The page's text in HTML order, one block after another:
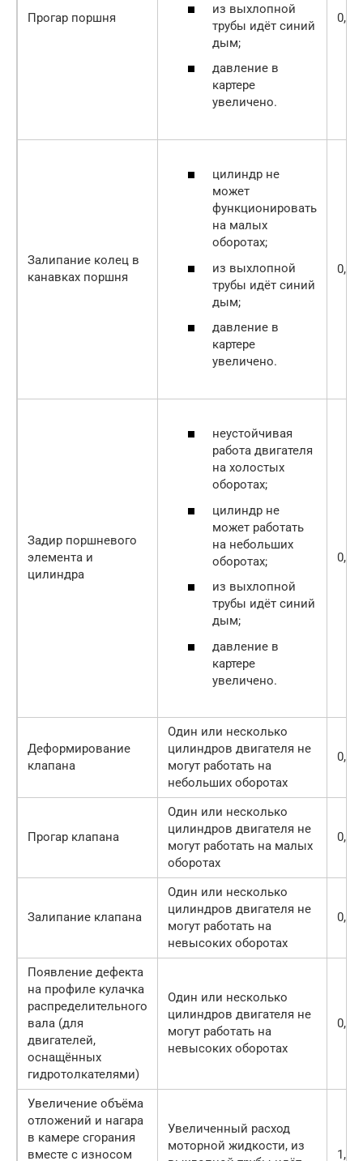
Прогар поршня
из выхлопной
трубы идёт синий
дым;
давление в
картере
увеличено.
0,5-
Залипание колец в
канавках поршня
цилиндр не
может
функционировать
на малых
оборотах;
из выхлопной
трубы идёт синий
дым;
давление в
картере
увеличено.
0,2-
Задир поршневого
элемента и
цилиндра
неустойчивая
работа двигателя
на холостых
оборотах;
цилиндр не
может работать
на небольших
оборотах;
из выхлопной
трубы идёт синий
дым;
давление в
картере
увеличено.
0,2-
Деформирование
клапана
Один или несколько
цилиндров двигателя не
могут работать на
небольших оборотах
0,3-
Прогар клапана
Один или несколько
цилиндров двигателя не
могут работать на малых
оборотах
0,1-
Залипание клапана
Один или несколько
цилиндров двигателя не
могут работать на
невысоких оборотах
0,4-
Появление дефекта
на профиле кулачка
распределительного
вала (для
двигателей,
оснащённых
гидротолкателями)
Один или несколько
цилиндров двигателя не
могут работать на
невысоких оборотах
0,7-
Увеличение объёма
отложений и нагара
в камере сгорания
вместе с износом
Увеличенный расход
моторной жидкости, из
1,2-